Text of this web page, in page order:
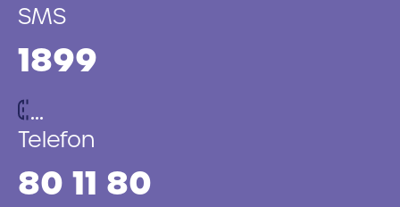
SMS
1899
Telefon
80 11 80